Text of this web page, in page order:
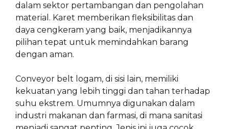
dalam sektor pertambangan dan pengolahan
material. Karet memberikan fleksibilitas dan
daya cengkeram yang baik, menjadikannya
pilihan tepat untuk memindahkan barang
dengan aman.
Conveyor belt logam, di sisi lain, memiliki
kekuatan yang lebih tinggi dan tahan terhadap
suhu ekstrem. Umumnya digunakan dalam
industri makanan dan farmasi, di mana sanitasi